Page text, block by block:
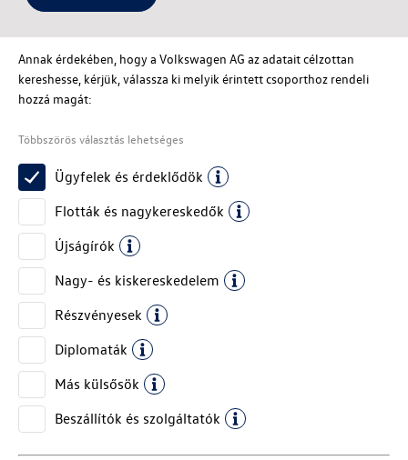
Annak érdekében, hogy a Volkswagen AG az adatait célzottan
kereshesse, kérjük, válassza ki melyik érintett csoporthoz rendeli
hozzá magát:
Többszörös választás lehetséges
Ügyfelek és érdeklődök
Flották és nagykereskedők
Újságírók
Nagy- és kiskereskedelem
Részvényesek
Diplomaták
Más külsősök
Beszállítók és szolgáltatók